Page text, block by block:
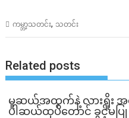
ကမ္ဘာ့သတင်း, သတင်း
Related posts
မူဆယ်အထွက်နဲ့ လားရှိုး အ
ပါဆယ်ထုပ်တောင် ခွင့်မပြု